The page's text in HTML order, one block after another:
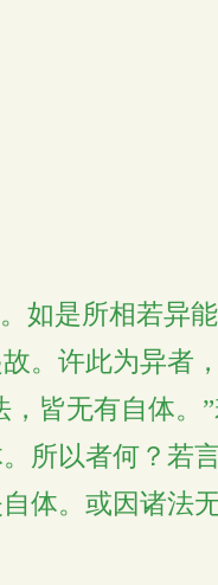
如是所相若异
。许此为异者
皆无有自体。
所以者何？若
体。或因诸法